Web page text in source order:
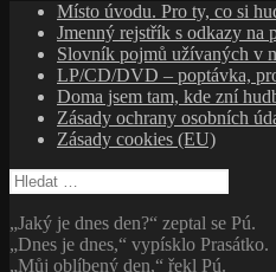
Místo úvodu. Pro ty, co si
Jmenný rejstřík s odkazy na
Slovník pojmů užívaných v
LP/CD/DVD – poptávka,
Doma jsem tam, kde zní
Zásady ochrany osobních
Zásady cookies (EU)
Vyhledávání
„Jaký je dnes den?“ zeptal se Pú.
„Dnes je dnes,“ vypísklo Prasátko.
„Můj oblíbený den,“ řekl Pú.